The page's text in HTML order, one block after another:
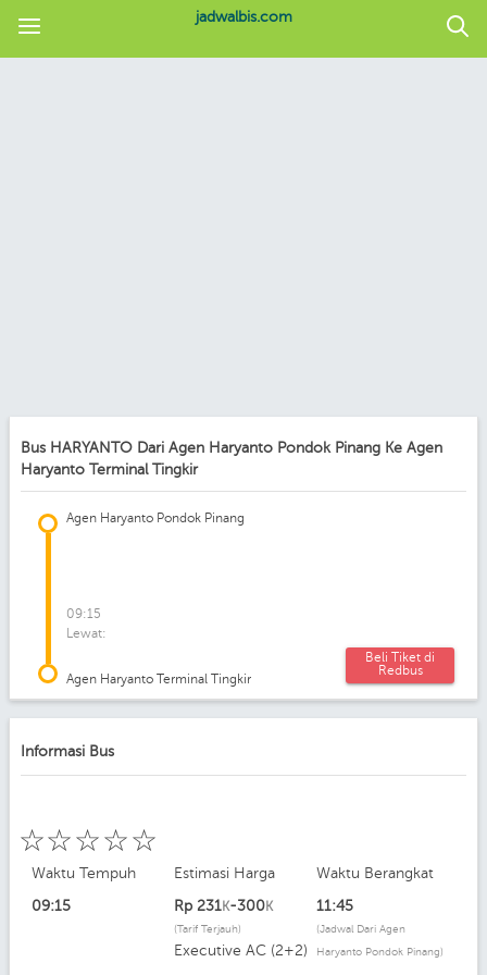
jadwalbis.com
Bus HARYANTO Dari Agen Haryanto Pondok Pinang Ke Agen
Haryanto Terminal Tingkir
Agen Haryanto Pondok Pinang
09:15
Lewat:
Agen Haryanto Terminal Tingkir
Beli Tiket di
Redbus
Informasi Bus
☆
☆
☆
☆
☆
Waktu Tempuh
09:15
Estimasi Harga
Rp 231K-300K
(Tarif Terjauh)
Executive AC (2+2)
Waktu Berangkat
11:45
(Jadwal Dari Agen
Haryanto Pondok Pinang)